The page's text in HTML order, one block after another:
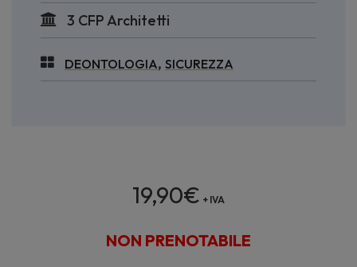
3 CFP Architetti
DEONTOLOGIA, SICUREZZA
19,90€ + IVA
NON PRENOTABILE